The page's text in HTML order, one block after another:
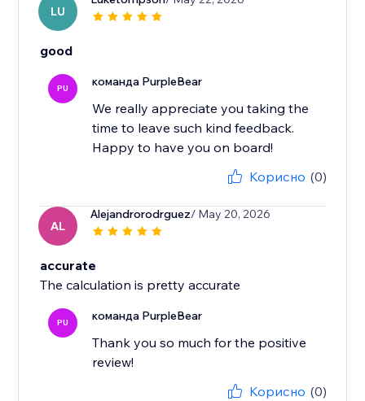
LU
good
PU команда PurpleBear
We really appreciate you taking the
time to leave such kind feedback.
Happy to have you on board!
Корисно (0)
AL
Alejandrorodrguez/ May 20, 2026
accurate
The calculation is pretty accurate
PU команда PurpleBear
Thank you so much for the positive
review!
Корисно (0)